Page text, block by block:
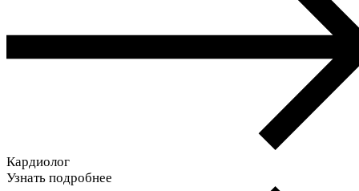
Кардиолог
Узнать подробнее